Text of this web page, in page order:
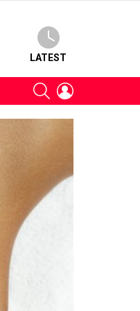
LATEST
SEARCH